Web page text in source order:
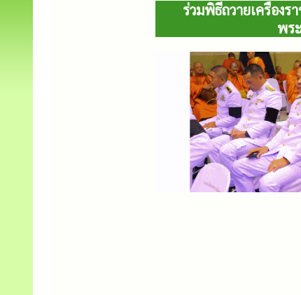
ร่วมพิธีถวายเครื่อง
พร